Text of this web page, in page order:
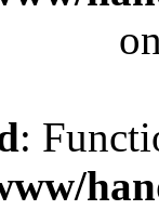
: